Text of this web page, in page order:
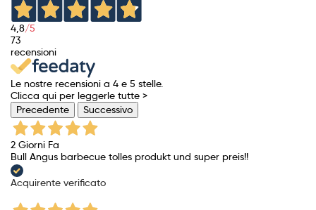
4,8/5
73
recensioni
Le nostre recensioni a 4 e 5 stelle.
Clicca qui per leggerle tutte >
Precedente
Successivo
2 Giorni Fa
Bull Angus barbecue tolles produkt und super preis!!
Acquirente verificato